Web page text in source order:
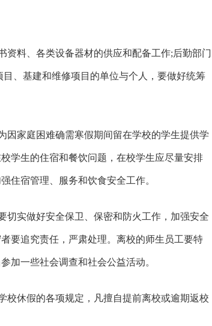
资料、各类设备器材的供应和配备工作;后勤部门
、基建和维修项目的单位与个人，要做好统筹
因家庭困难确需寒假期间留在学校的学生提供学
学生的住宿和餐饮问题，在校学生应尽量安排
住宿管理、服务和饮食安全工作。
切实做好安全保卫、保密和防火工作，加强安全
要追究责任，严肃处理。离校的师生员工要特
加一些社会调查和社会公益活动。
校休假的各项规定，凡擅自提前离校或逾期返校